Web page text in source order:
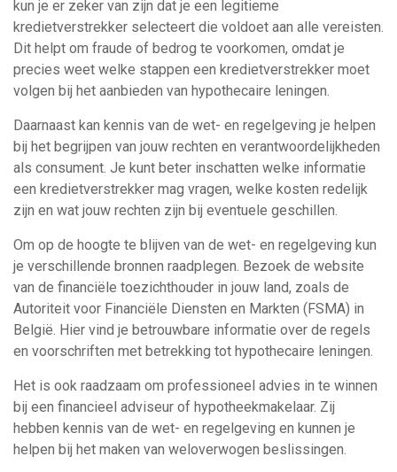
kun je er zeker van zijn dat je een legitieme
kredietverstrekker selecteert die voldoet aan alle vereisten.
Dit helpt om fraude of bedrog te voorkomen, omdat je
precies weet welke stappen een kredietverstrekker moet
volgen bij het aanbieden van hypothecaire leningen.
Daarnaast kan kennis van de wet- en regelgeving je helpen
bij het begrijpen van jouw rechten en verantwoordelijkheden
als consument. Je kunt beter inschatten welke informatie
een kredietverstrekker mag vragen, welke kosten redelijk
zijn en wat jouw rechten zijn bij eventuele geschillen.
Om op de hoogte te blijven van de wet- en regelgeving kun
je verschillende bronnen raadplegen. Bezoek de website
van de financiële toezichthouder in jouw land, zoals de
Autoriteit voor Financiële Diensten en Markten (FSMA) in
België. Hier vind je betrouwbare informatie over de regels
en voorschriften met betrekking tot hypothecaire leningen.
Het is ook raadzaam om professioneel advies in te winnen
bij een financieel adviseur of hypotheekmakelaar. Zij
hebben kennis van de wet- en regelgeving en kunnen je
helpen bij het maken van weloverwogen beslissingen.